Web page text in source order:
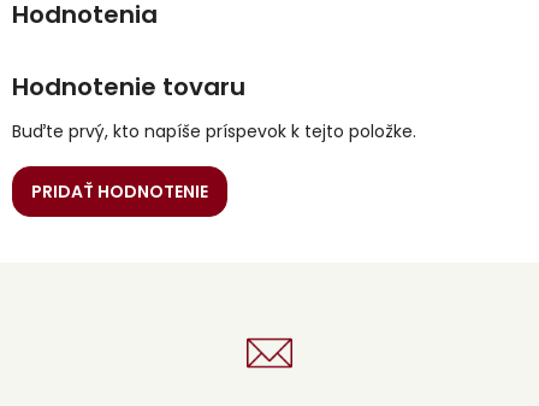
Hodnotenie tovaru
Buďte prvý, kto napíše príspevok k tejto položke.
PRIDAŤ HODNOTENIE